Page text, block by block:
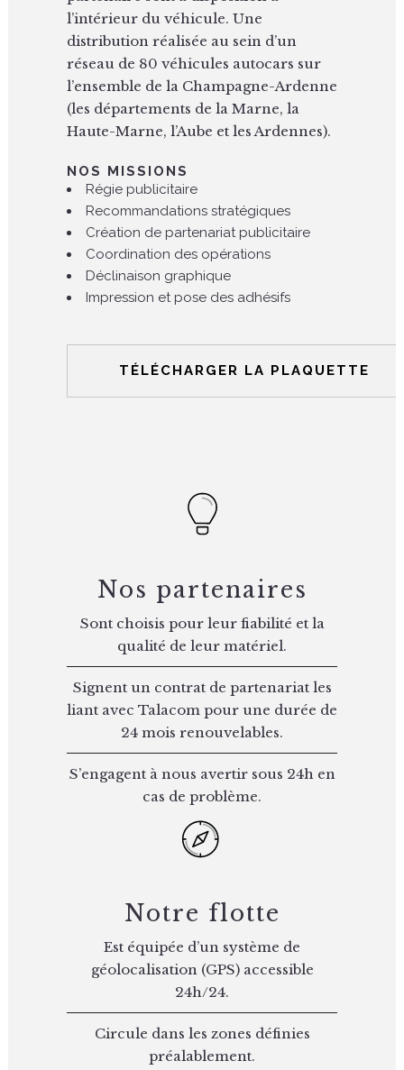
l’intérieur du véhicule. Une
distribution réalisée au sein d’un
réseau de 80 véhicules autocars sur
l’ensemble de la Champagne-Ardenne
(les départements de la Marne, la
Haute-Marne, l’Aube et les Ardennes).
NOS MISSIONS
Régie publicitaire
Recommandations stratégiques
Création de partenariat publicitaire
Coordination des opérations
Déclinaison graphique
Impression et pose des adhésifs
TÉLÉCHARGER LA PLAQUETTE
Nos partenaires
Sont choisis pour leur fiabilité et la
qualité de leur matériel.
Signent un contrat de partenariat les
liant avec Talacom pour une durée de
24 mois renouvelables.
S’engagent à nous avertir sous 24h en
cas de problème.
Notre flotte
Est équipée d’un système de
géolocalisation (GPS) accessible
24h/24.
Circule dans les zones définies
préalablement.